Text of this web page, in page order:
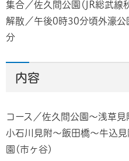
集合／佐久間公園(JR総武線
解散／午後0時30分頃外濠
分
内容
コース／佐久間公園～浅草
小石川見附～飯田橋～牛込
園(市ヶ谷)